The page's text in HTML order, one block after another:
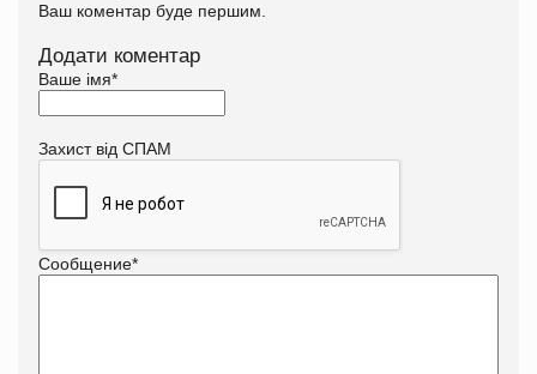
Ваш коментар буде першим.
Додати коментар
Ваше імя*
Захист від СПАМ
Сообщение*